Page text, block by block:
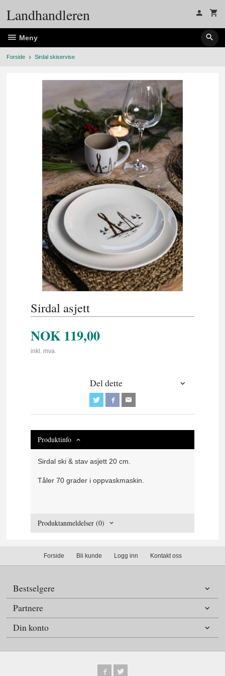
Landhandleren
Meny
Forside Sirdal skiservise
Sirdal asjett
NOK 119,00
inkl. mva.
Del dette
Produktinfo
Sirdal ski & stav asjett 20 cm.
Tåler 70 grader i oppvaskmaskin.
Produktanmeldelser (0)
Forside Bli kunde Logg inn Kontakt oss
Bestselgere
Partnere
Din konto